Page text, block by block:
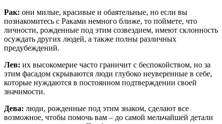
Рак: они милые, красивые и обаятельные, но если вы
познакомитесь с Раками немного ближе, то поймете, что
личности, рожденные под этим созвездием, имеют склонность
осуждать других людей, а также полны различных
предубеждений.
Лев: их высокомерие часто граничит с беспокойством, но за
этим фасадом скрываются люди глубоко неуверенные в себе,
которые нуждаются в постоянном подтверждении своей
значимости.
Дева: люди, рожденные под этим знаком, сделают все
возможное, чтобы помочь вам – до самой мельчайшей детали